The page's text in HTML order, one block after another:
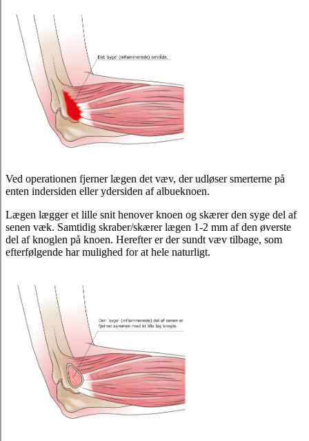
Ved operationen fjerner lægen det væv, der udløser smerterne på
enten indersiden eller ydersiden af albueknoen.
Lægen lægger et lille snit henover knoen og skærer den syge del af
senen væk. Samtidig skraber/skærer lægen 1-2 mm af den øverste
del af knoglen på knoen. Herefter er der sundt væv tilbage, som
efterfølgende har mulighed for at hele naturligt.